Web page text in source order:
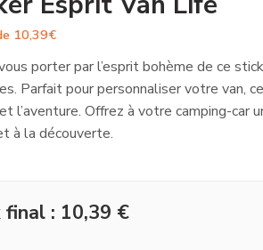
10,39€
porter par l’esprit bohème de ce
Parfait pour personnaliser votre van,
l’aventure. Offrez à votre camping-car
à la découverte.
final : 10,39 €